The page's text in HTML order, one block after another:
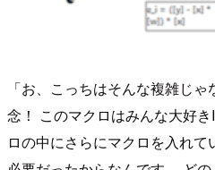
「お、こっちはそんな複雑じ
念！ このマクロはみんな大好
ロの中にさらにマクロを入れ